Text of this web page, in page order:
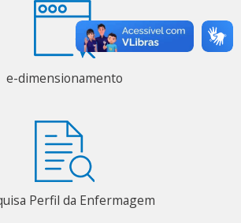
e-dimensionamento
Perfil da Enfermagem